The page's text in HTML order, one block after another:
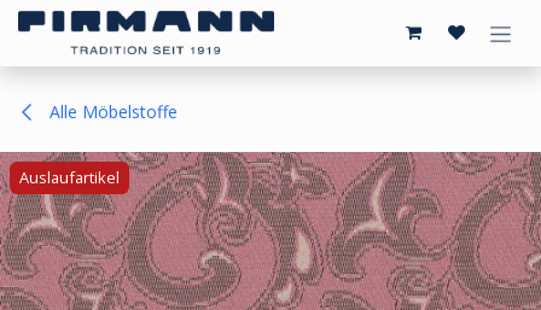
Zum Inhalt springen
Alle Möbelstoffe
Auslaufartikel